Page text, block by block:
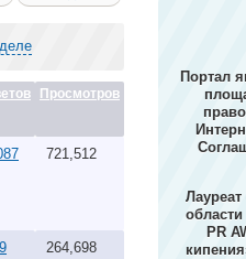
Просмотров
721,512
264,698
Портал
PR